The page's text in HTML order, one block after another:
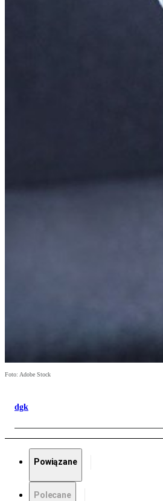
Foto: Adobe Stock
dgk
Powiązane
Polecane